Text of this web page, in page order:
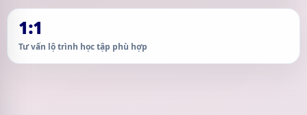
1:1
Tư vấn lộ trình học tập phù hợp